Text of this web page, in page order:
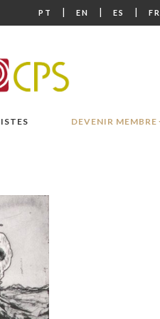
PT | EN | ES | FR
DEVENIR MEMBRE